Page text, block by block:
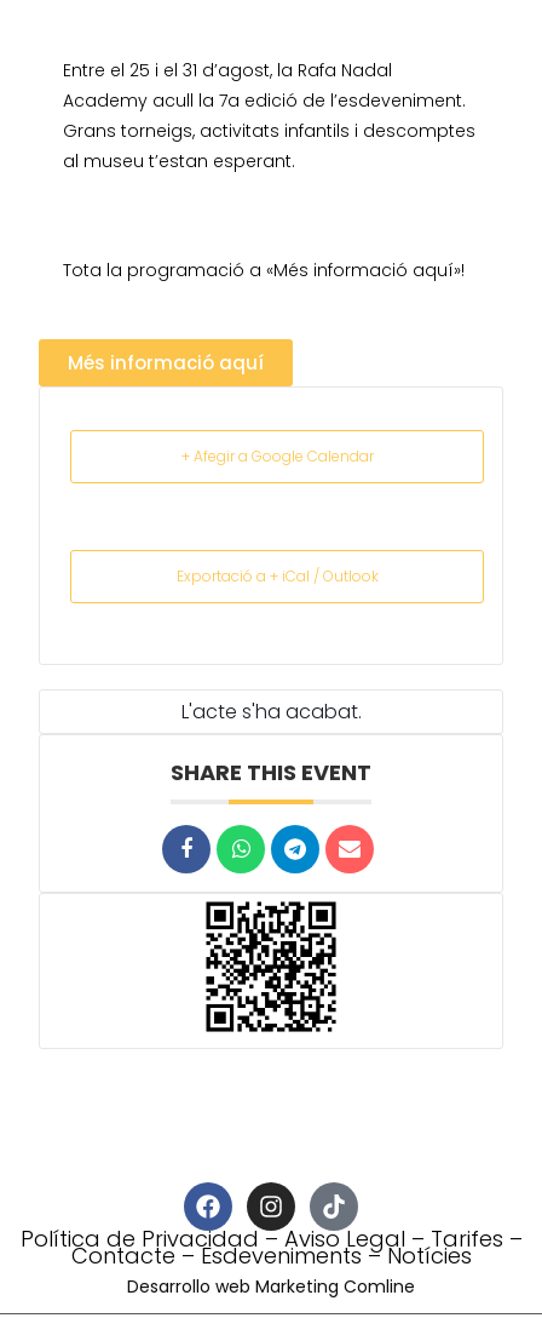
L'acte s'ha acabat.
SHARE THIS EVENT
Entre el 25 i el 31 d’agost, la Rafa Nadal
Academy acull la 7a edició de l’esdeveniment.
Grans torneigs, activitats infantils i descomptes
al museu t’estan esperant.
Tota la programació a «Més informació aquí»!
Més informació aquí
+ Afegir a Google Calendar
Exportació a + iCal / Outlook
Política de Privacidad–Aviso Legal – Tarifes –
Contacte–Esdeveniments–Notícies
Desarrollo web Marketing Comline